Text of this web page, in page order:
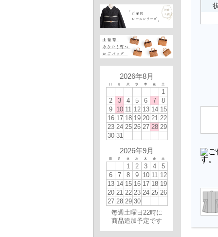
2026年8月
日 月 火 水 木 金 土
1
2
3 4 5 6 7
8
9 10 11 12 13 14 15
16 17 18 19 20 21 22
23 24 25 26 27 28 29
30 31
2026年9月
日 月 火 水 木 金 土
1 2 3 4
5
6
7 8 9 10 11 12
13 14 15 16 17 18 19
20 21 22 23 24 25 26
27 28 29 30
毎週土曜日22時に
商品追加予定です